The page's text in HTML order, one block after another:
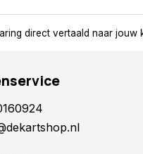
direct vertaald naar jouw